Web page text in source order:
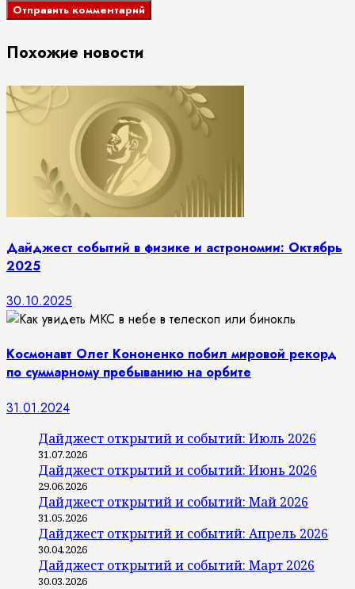
Похожие новости
Дайджест событий в физике и астрономии: Октябрь
2025
30.10.2025
Космонавт Олег Кононенко побил мировой рекорд
по суммарному пребыванию на орбите
31.01.2024
Дайджест открытий и событий: Июль 2026
31.07.2026
Дайджест открытий и событий: Июнь 2026
29.06.2026
Дайджест открытий и событий: Май 2026
31.05.2026
Дайджест открытий и событий: Апрель 2026
30.04.2026
Дайджест открытий и событий: Март 2026
30.03.2026